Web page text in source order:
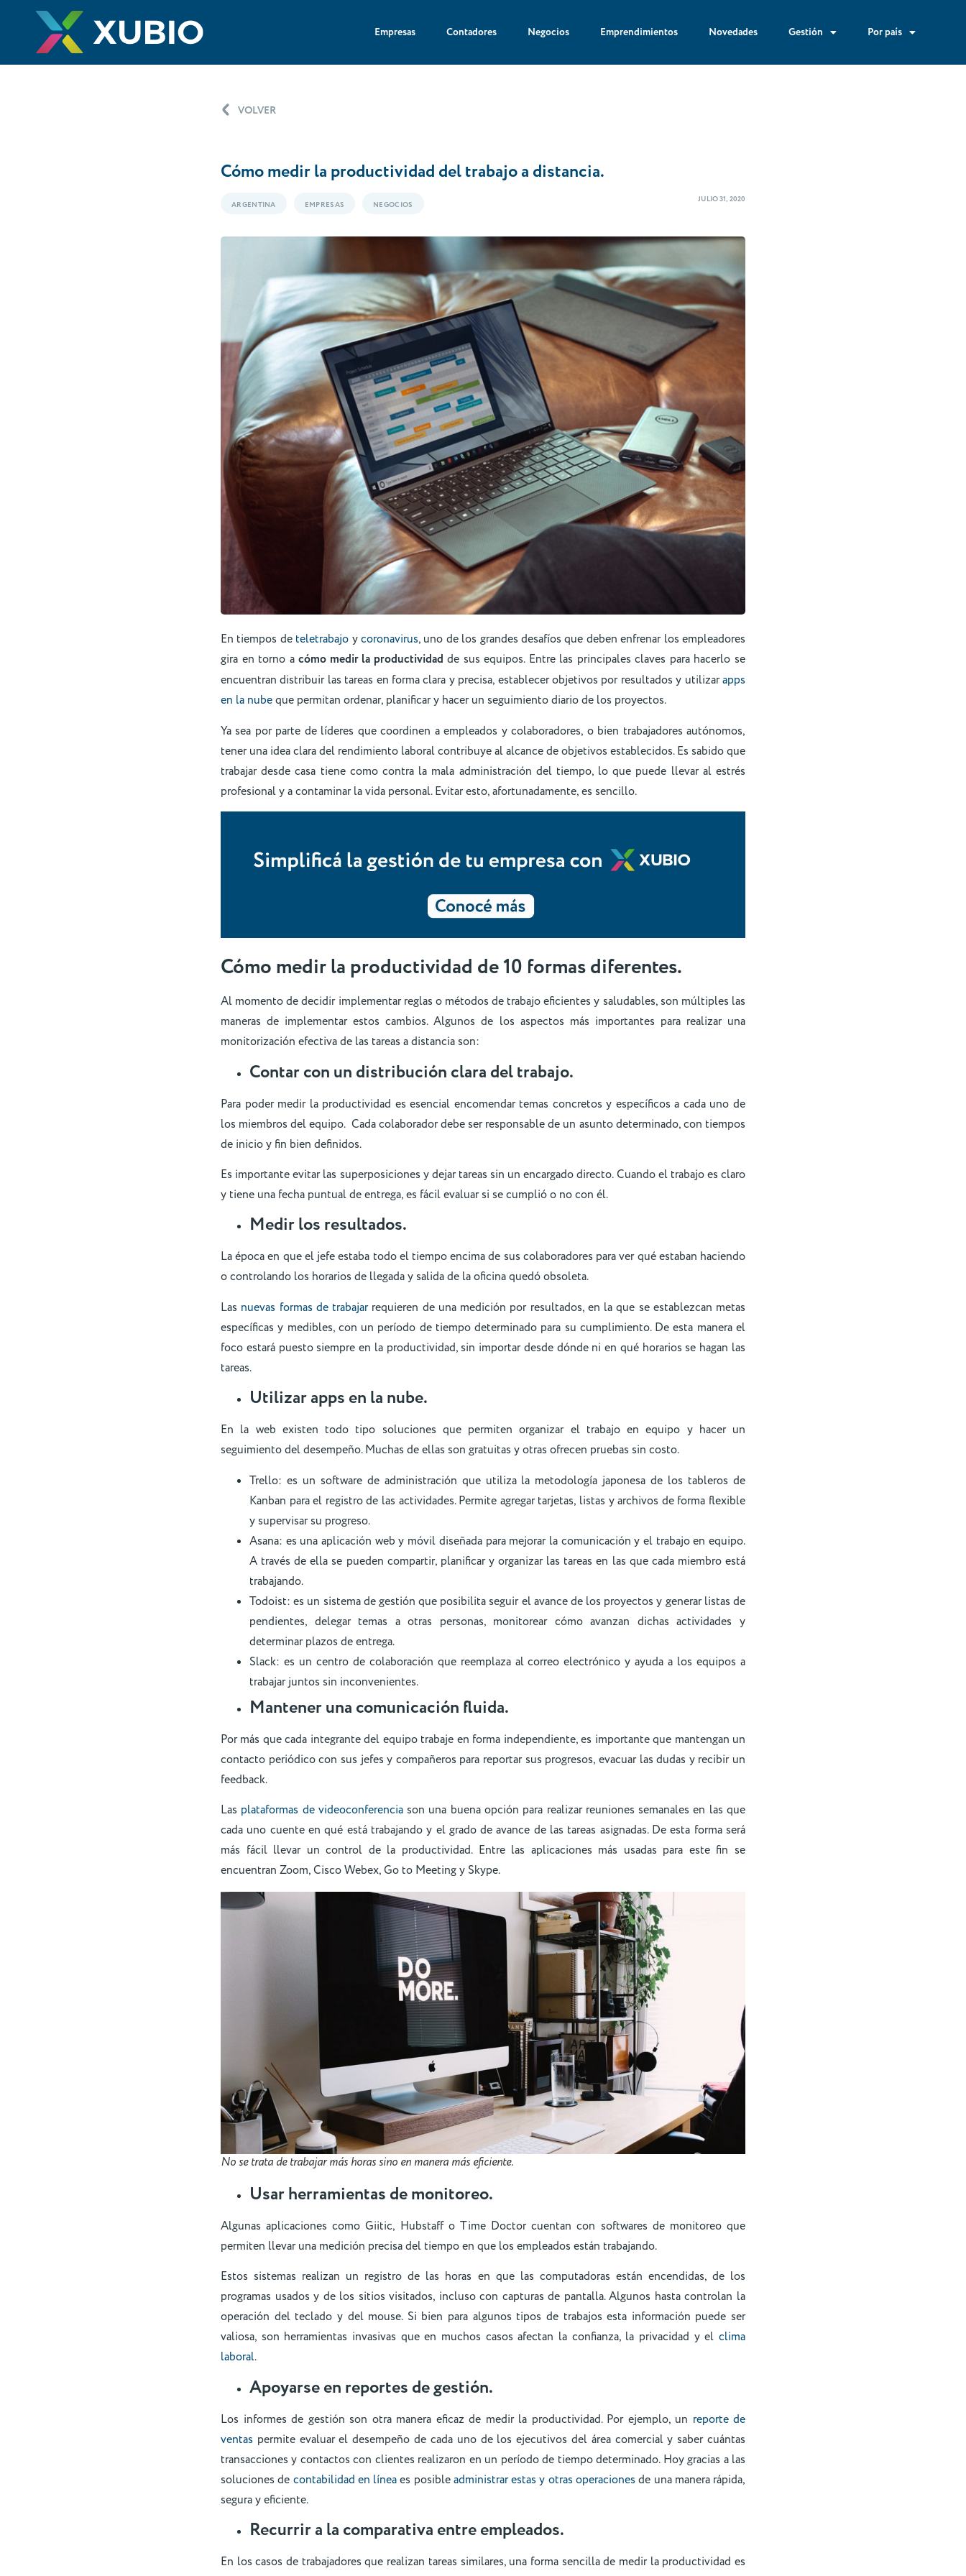
Empresas Contadores Negocios Emprendimientos Novedades Gestión Por país
VOLVER
Cómo medir la productividad del trabajo a distancia.
ARGENTINA EMPRESAS NEGOCIOS
JULIO 31, 2020
En tiempos de teletrabajo ycoronavirus, uno de los grandes desafíos que deben enfrenar los empleadores
gira en torno acómo medir la productividad de sus equipos. Entre las principales claves para hacerlo se
encuentran distribuir las tareas en forma clara y precisa, establecer objetivos por resultados y utilizarapps
en la nubeque permitan ordenar, planificar y hacer un seguimiento diario de los proyectos.
Ya sea por parte de líderes que coordinen a empleados y colaboradores, o bien trabajadores autónomos,
tener una idea clara del rendimiento laboral contribuye al alcance de objetivos establecidos. Es sabido que
trabajar desde casa tiene como contra la mala administración del tiempo, lo que puede llevar al estrés
profesional y a contaminar la vida personal. Evitar esto, afortunadamente, es sencillo.
Cómo medir la productividad de 10 formas diferentes.
Al momento de decidir implementar reglas o métodos de trabajo eficientes y saludables, son múltiples las
maneras de implementar estos cambios. Algunos de los aspectos más importantes para realizar una
monitorización efectiva de las tareas a distancia son:
Contar con un distribución clara del trabajo.
Para poder medir la productividad es esencial encomendar temas concretos y específicos a cada uno de
los miembros del equipo. Cada colaborador debe ser responsable de un asunto determinado, con tiempos
de inicio y fin bien definidos.
Es importante evitar las superposiciones y dejar tareas sin un encargado directo. Cuando el trabajo es claro
y tiene una fecha puntual de entrega, es fácil evaluar si se cumplió o no con él.
Medir los resultados.
La época en que el jefe estaba todo el tiempo encima de sus colaboradores para ver qué estaban haciendo
o controlando los horarios de llegada y salida de la oficina quedó obsoleta.
Las nuevas formas de trabajarrequieren de una medición por resultados, en la que se establezcan metas
específicas y medibles, con un período de tiempo determinado para su cumplimiento. De esta manera el
foco estará puesto siempre en la productividad, sin importar desde dónde ni en qué horarios se hagan las
tareas.
Utilizar apps en la nube.
En la web existen todo tipo soluciones que permiten organizar el trabajo en equipo y hacer un
seguimiento del desempeño. Muchas de ellas son gratuitas y otras ofrecen pruebas sin costo.
Trello: es un software de administración que utiliza la metodología japonesa de los tableros de
Kanban para el registro de las actividades. Permite agregar tarjetas, listas y archivos de forma flexible
y supervisar su progreso.
Asana: es una aplicación web y móvil diseñada para mejorar la comunicación y el trabajo en equipo.
A través de ella se pueden compartir, planificar y organizar las tareas en las que cada miembro está
trabajando.
Todoist: es un sistema de gestión que posibilita seguir el avance de los proyectos y generar listas de
pendientes, delegar temas a otras personas, monitorear cómo avanzan dichas actividades y
determinar plazos de entrega.
Slack: es un centro de colaboración que reemplaza al correo electrónico y ayuda a los equipos a
trabajar juntos sin inconvenientes.
Mantener una comunicación fluida.
Por más que cada integrante del equipo trabaje en forma independiente, es importante que mantengan un
contacto periódico con sus jefes y compañeros para reportar sus progresos, evacuar las dudas y recibir un
feedback.
Las plataformas de videoconferenciason una buena opción para realizar reuniones semanales en las que
cada uno cuente en qué está trabajando y el grado de avance de las tareas asignadas. De esta forma será
más fácil llevar un control de la productividad. Entre las aplicaciones más usadas para este fin se
encuentran Zoom, Cisco Webex, Go to Meeting y Skype.
No se trata de trabajar más horas sino en manera más eficiente.
Usar herramientas de monitoreo.
Algunas aplicaciones como Giitic, Hubstaff o Time Doctor cuentan con softwares de monitoreo que
permiten llevar una medición precisa del tiempo en que los empleados están trabajando.
Estos sistemas realizan un registro de las horas en que las computadoras están encendidas, de los
programas usados y de los sitios visitados, incluso con capturas de pantalla. Algunos hasta controlan la
operación del teclado y del mouse. Si bien para algunos tipos de trabajos esta información puede ser
valiosa, son herramientas invasivas que en muchos casos afectan la confianza, la privacidad y el clima
laboral.
Apoyarse en reportes de gestión.
Los informes de gestión son otra manera eficaz de medir la productividad. Por ejemplo, un reporte de
ventas permite evaluar el desempeño de cada uno de los ejecutivos del área comercial y saber cuántas
transacciones y contactos con clientes realizaron en un período de tiempo determinado. Hoy gracias a las
soluciones de contabilidad en líneaes posibleadministrar estas y otras operacionesde una manera rápida,
segura y eficiente.
Recurrir a la comparativa entre empleados.
En los casos de trabajadores que realizan tareas similares, una forma sencilla de medir la productividad es